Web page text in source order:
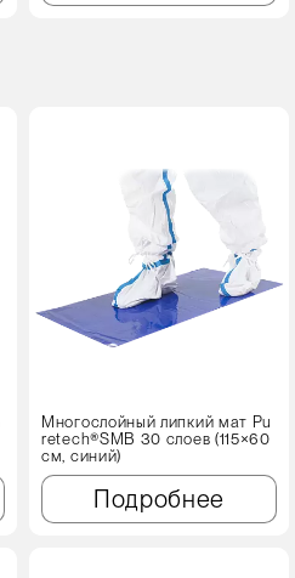
Многослойный липкий мат Pu
retech®SMB 30 слоев (115×60
см, синий)
Подробнее